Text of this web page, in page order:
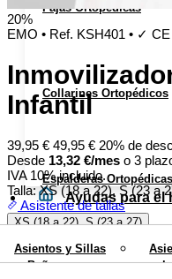
Fajas Ortopédicas
Collarines Ortopédicos
Espalderas Ortopédicas
Ayudas para el
Asientos y Sillas
para Bañera
para
20%
EMO • Ref. KSH401 • ✓ CE
Infantil
39,95 € 49,95 € 20% de
Desde 13,32 €/mes o 3
IVA 10% incluido.
Talla:XS (18 a 22), S (23 a
Asistente de tallas
XS (18 a 22), S (23 a 27)
En stock pídelo hoy y lo
agosto